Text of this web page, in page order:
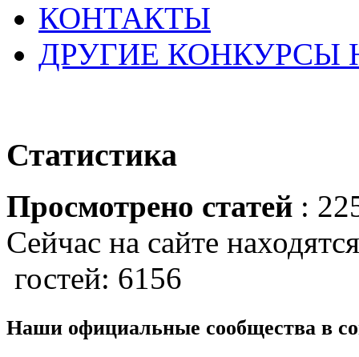
КОНТАКТЫ
ДРУГИЕ
Статистика
Просмотрено статей :
Сейчас на сайте
гостей: 6156
Наши официальные сообщества в